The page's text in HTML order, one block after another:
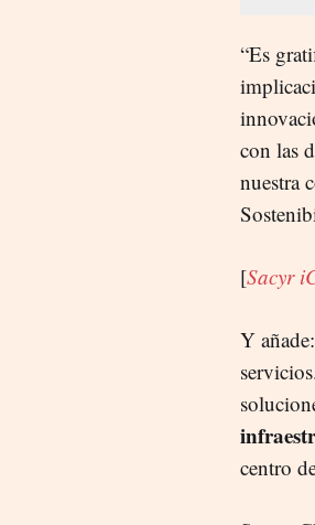
“Es
con las
nuestra
[Sacyr
Y
centro